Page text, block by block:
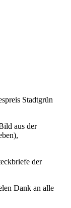
Stadtgrün
aus der
der
Dank an alle